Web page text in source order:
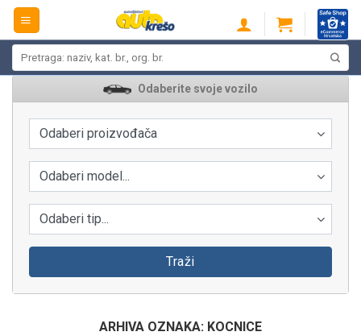
Skip
content
Odaberite svoje vozilo
Odaberi proizvođača
Odaberi model...
Odaberi tip...
Traži
ARHIVA OZNAKA: KOCNICE